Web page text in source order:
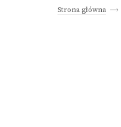
Strona główna